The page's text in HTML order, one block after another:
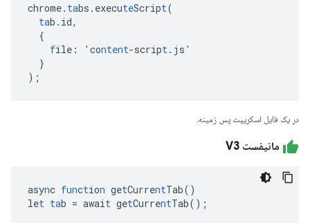
chrome. tabs.executeScript(
tab.id,
{
file : 'content-script.js'
}
);
در یک فایل اسکریپت پس زمینه.
مانیفست V3
async function getCurrentTab()
let tab = await getCurrentTab();